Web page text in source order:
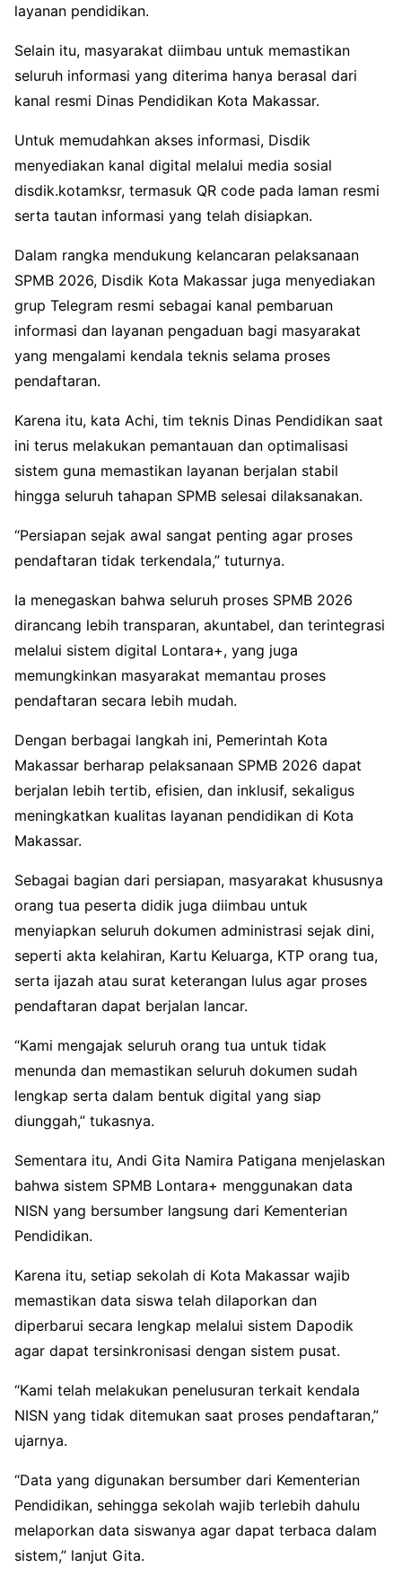
layanan pendidikan.
Selain itu, masyarakat diimbau untuk memastikan
seluruh informasi yang diterima hanya berasal dari
kanal resmi Dinas Pendidikan Kota Makassar.
Untuk memudahkan akses informasi, Disdik
menyediakan kanal digital melalui media sosial
disdik.kotamksr, termasuk QR code pada laman resmi
serta tautan informasi yang telah disiapkan.
Dalam rangka mendukung kelancaran pelaksanaan
SPMB 2026, Disdik Kota Makassar juga menyediakan
grup Telegram resmi sebagai kanal pembaruan
informasi dan layanan pengaduan bagi masyarakat
yang mengalami kendala teknis selama proses
pendaftaran.
Karena itu, kata Achi, tim teknis Dinas Pendidikan saat
ini terus melakukan pemantauan dan optimalisasi
sistem guna memastikan layanan berjalan stabil
hingga seluruh tahapan SPMB selesai dilaksanakan.
“Persiapan sejak awal sangat penting agar proses
pendaftaran tidak terkendala,” tuturnya.
Ia menegaskan bahwa seluruh proses SPMB 2026
dirancang lebih transparan, akuntabel, dan terintegrasi
melalui sistem digital Lontara+, yang juga
memungkinkan masyarakat memantau proses
pendaftaran secara lebih mudah.
Dengan berbagai langkah ini, Pemerintah Kota
Makassar berharap pelaksanaan SPMB 2026 dapat
berjalan lebih tertib, efisien, dan inklusif, sekaligus
meningkatkan kualitas layanan pendidikan di Kota
Makassar.
Sebagai bagian dari persiapan, masyarakat khususnya
orang tua peserta didik juga diimbau untuk
menyiapkan seluruh dokumen administrasi sejak dini,
seperti akta kelahiran, Kartu Keluarga, KTP orang tua,
serta ijazah atau surat keterangan lulus agar proses
pendaftaran dapat berjalan lancar.
“Kami mengajak seluruh orang tua untuk tidak
menunda dan memastikan seluruh dokumen sudah
lengkap serta dalam bentuk digital yang siap
diunggah,” tukasnya.
Sementara itu, Andi Gita Namira Patigana menjelaskan
bahwa sistem SPMB Lontara+ menggunakan data
NISN yang bersumber langsung dari Kementerian
Pendidikan.
Karena itu, setiap sekolah di Kota Makassar wajib
memastikan data siswa telah dilaporkan dan
diperbarui secara lengkap melalui sistem Dapodik
agar dapat tersinkronisasi dengan sistem pusat.
“Kami telah melakukan penelusuran terkait kendala
NISN yang tidak ditemukan saat proses pendaftaran,”
ujarnya.
“Data yang digunakan bersumber dari Kementerian
Pendidikan, sehingga sekolah wajib terlebih dahulu
melaporkan data siswanya agar dapat terbaca dalam
sistem,” lanjut Gita.